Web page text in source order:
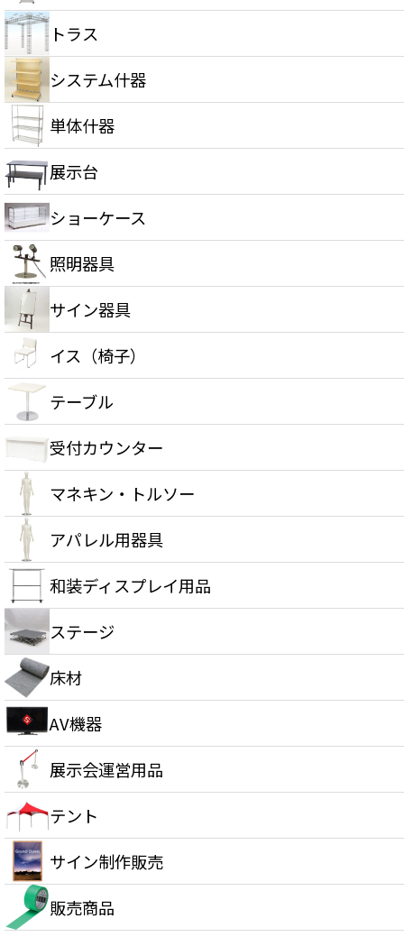
トラス
システム什器
単体什器
展示台
ショーケース
照明器具
サイン器具
イス（椅子）
テーブル
受付カウンター
マネキン・トルソー
アパレル用器具
和装ディスプレイ用品
ステージ
床材
AV機器
展示会運営用品
テント
サイン制作販売
販売商品